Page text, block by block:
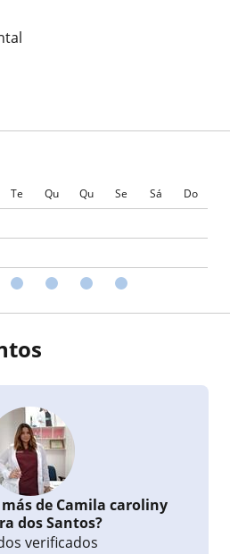
Te Qu Qu Se Sá
Do
de Camila caroliny
dos Santos?
verificados